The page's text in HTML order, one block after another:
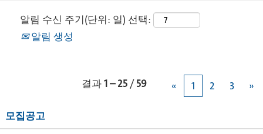
알림 수신 주기(단위: 일) 선택:
알림 생성
결과1 – 25 /59 « 1 2 3 »
모집공고